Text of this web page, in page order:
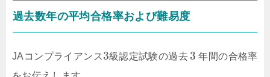
過去数年の平均合格率および難易度
JAコンプライアンス 3級認定試験の過去 3 年間の合格率